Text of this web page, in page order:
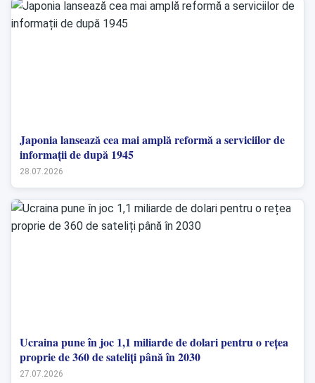
Japonia lansează cea mai amplă reformă a serviciilor de
informații de după 1945
28.07.2026
Ucraina pune în joc 1,1 miliarde de dolari pentru o rețea
proprie de 360 de sateliți până în 2030
27.07.2026